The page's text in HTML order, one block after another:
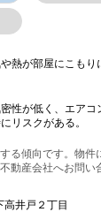
熱が部屋にこも
性が低く、エアコ
リスクがある。
る傾向です。物件
動産会社へお問い
高井戸２丁目